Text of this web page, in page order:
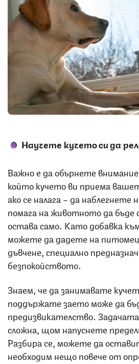
Научете кучето си да
Важно е да обърнете
който кучето ви приема
ако се налага – да наблегнете
помага на животното да бъде
остава само. Като добавка
можете да дадете на
дъвчене, специално
безпокойството.
Знаем, че да занимавате
поддържате заето може да
предизвикателство.
сложна, щом напуснете
Разбира се, можете да
необходим нещо повече от